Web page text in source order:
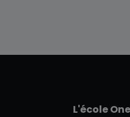
L'école